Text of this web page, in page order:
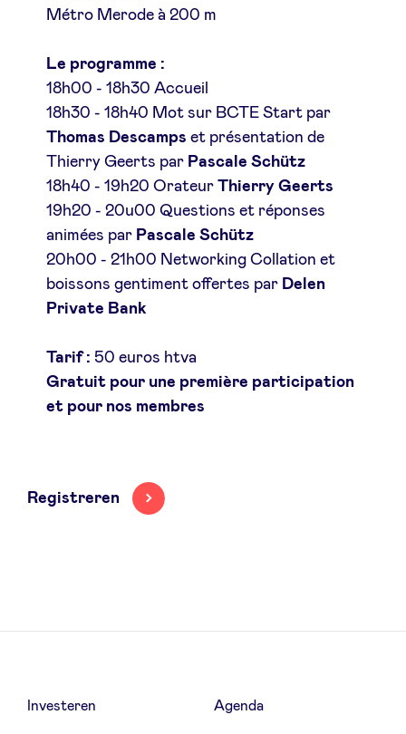
Métro Merode à 200 m
Le programme :
18h00 - 18h30 Accueil
18h30 - 18h40 Mot sur BCTE Start par
Thomas Descamps et présentation de
Thierry Geerts par Pascale Schütz
18h40 - 19h20 Orateur Thierry Geerts
19h20 - 20u00 Questions et réponses
animées par Pascale Schütz
20h00 - 21h00 Networking Collation et
boissons gentiment offertes par Delen
Private Bank
Tarif : 50 euros htva
Gratuit pour une première participation
et pour nos membres
Registreren
Investeren Agenda